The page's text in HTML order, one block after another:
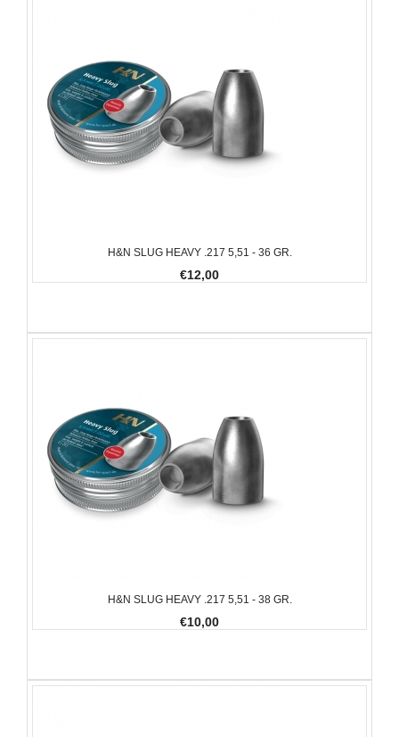
H&N SLUG HEAVY .217 5,51 - 36 GR.
€12,00
H&N SLUG HEAVY .217 5,51 - 38 GR.
€10,00